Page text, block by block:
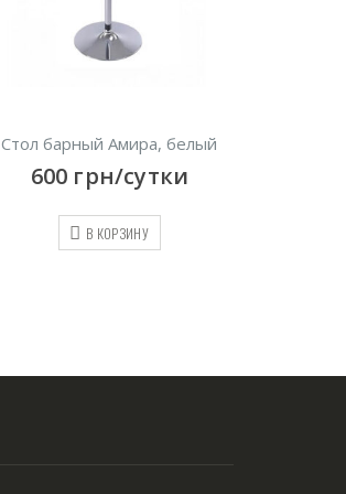
Стол барный Амира, белый
600 грн/сутки
В КОРЗИНУ